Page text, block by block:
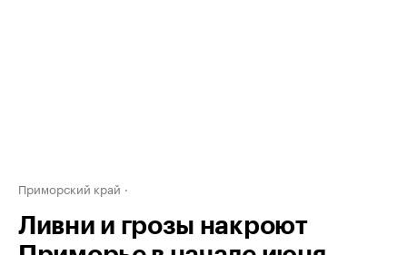
Приморский край
Ливни и грозы накроют